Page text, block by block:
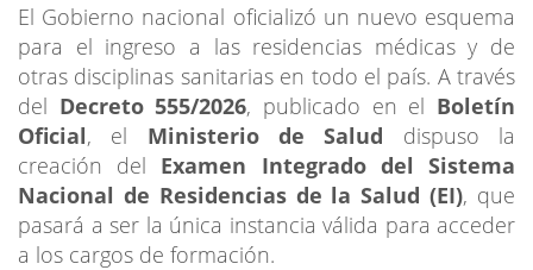
El Gobierno nacional oficializó un nuevo esquema
para el ingreso a las residencias médicas y de
otras disciplinas sanitarias en todo el país. A través
del Decreto 555/2026, publicado en el Boletín
Oficial, el Ministerio de Salud dispuso la
creación del Examen Integrado del Sistema
Nacional de Residencias de la Salud (EI), que
pasará a ser la única instancia válida para acceder
a los cargos de formación.